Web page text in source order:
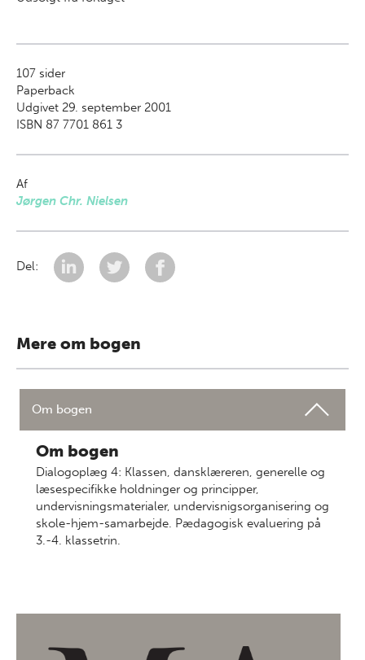
107 sider
Paperback
Udgivet 29. september 2001
ISBN 87 7701 861 3
Af
Jørgen Chr. Nielsen
Del:
Mere om bogen
Om bogen
Om bogen
Dialogoplæg 4: Klassen, dansklæreren, generelle og
læsespecifikke holdninger og principper,
undervisningsmaterialer, undervisnigsorganisering og
skole-hjem-samarbejde. Pædagogisk evaluering på
3.-4. klassetrin.